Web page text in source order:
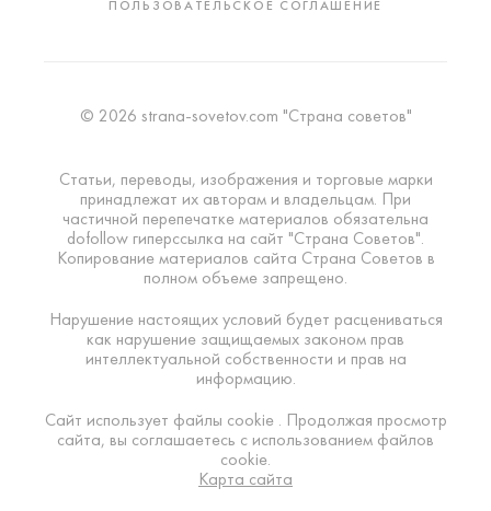
ПОЛЬЗОВАТЕЛЬСКОЕ СОГЛАШЕНИЕ
© 2026 strana-sovetov.com "Страна советов"
Статьи, переводы, изображения и торговые марки
принадлежат их авторам и владельцам. При
частичной перепечатке материалов обязательна
dofollow гиперссылка на сайт "Страна Советов".
Копирование материалов сайта Страна Советов в
полном объеме запрещено.
Нарушение настоящих условий будет расцениваться
как нарушение защищаемых законом прав
интеллектуальной собственности и прав на
информацию.
Сайт использует файлы cookie . Продолжая просмотр
сайта, вы соглашаетесь с использованием файлов
cookie.
Карта сайта